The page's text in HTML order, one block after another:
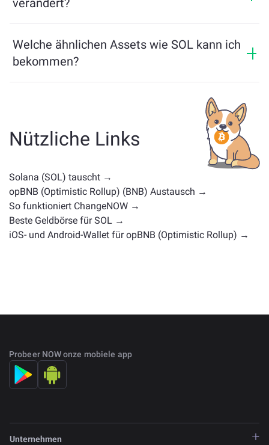
verändert?
um +1.6% verändert.
Welche ähnlichen Assets wie SOL kann ich
bekommen?
Kategorie ab — ob es sich um eine Stablecoin, ein
Utility-Token, eine Governance-Münze oder einen
anderen Typ handelt. Häufige Alternativen sind andere
Kryptowährungen mit ähnlichen Anwendungsfällen
oder Marktpositionen. Überprüfen Sie alle verfügbaren
Vermögenswerte zum Tausch auf der
Hauptaustauschseite.
Nützliche Links
Solana (SOL) tauscht →
opBNB (Optimistic Rollup) (BNB) Austausch →
So funktioniert ChangeNOW →
Beste Geldbörse für SOL →
iOS- und Android-Wallet für opBNB (Optimistic Rollup) →
Probeer NOW onze mobiele app
Unternehmen